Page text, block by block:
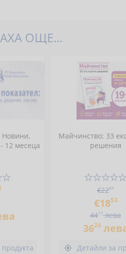
ОЩЕ...
Новини,
12 месеца
Майчинство: 33
решения
€2289
€1853
4477лева
3624
 Детайли за